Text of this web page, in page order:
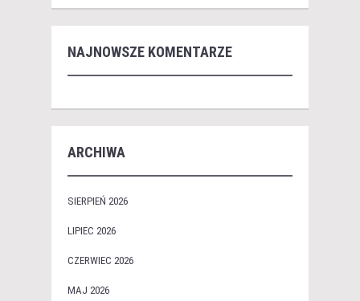
NAJNOWSZE KOMENTARZE
ARCHIWA
SIERPIEŃ 2026
LIPIEC 2026
CZERWIEC 2026
MAJ 2026